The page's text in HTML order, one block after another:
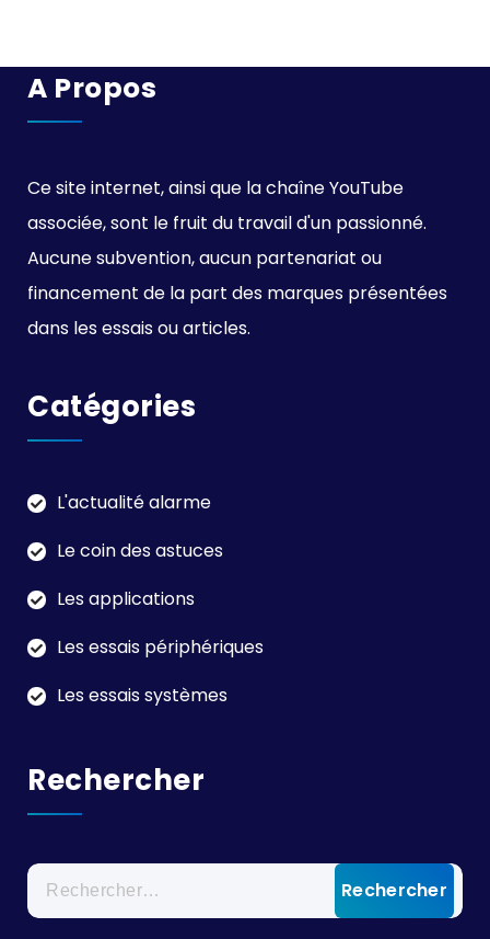
A Propos
Ce site internet, ainsi que la chaîne YouTube
associée, sont le fruit du travail d'un passionné.
Aucune subvention, aucun partenariat ou
financement de la part des marques présentées
dans les essais ou articles.
Catégories
L'actualité alarme
Le coin des astuces
Les applications
Les essais périphériques
Les essais systèmes
Rechercher
Rechercher :